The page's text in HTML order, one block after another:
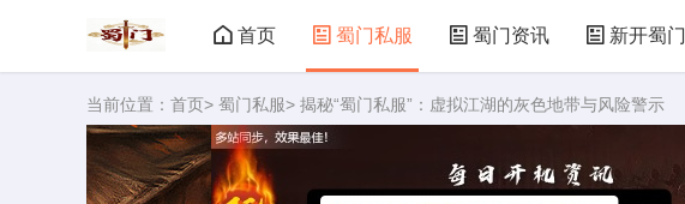
首页 蜀门私服 蜀门资讯 新开蜀门
当前位置： 首页> 蜀门私服> 揭秘“蜀门私服”：虚拟江湖的灰色地带与风险警示